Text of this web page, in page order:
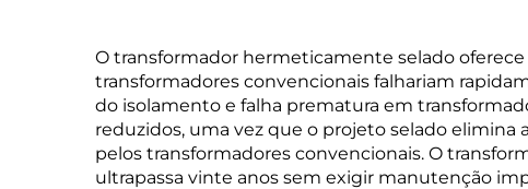
O transformador hermeticamente selado
transformadores convencionais falhariam
do isolamento e falha prematura em
reduzidos, uma vez que o projeto selado
pelos transformadores convencionais. O
ultrapassa vinte anos sem exigir manutenção